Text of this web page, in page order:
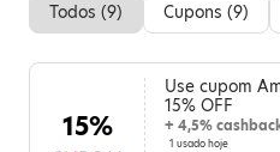
Todos (9) Cupons (9)
15%
Use cupom
15% OFF
+ 4,5%
1 usado hoje